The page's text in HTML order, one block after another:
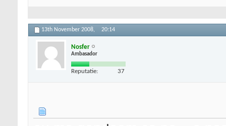
13th November 2008, 20:14
Nosfer
Ambasador
Reputatie: 37